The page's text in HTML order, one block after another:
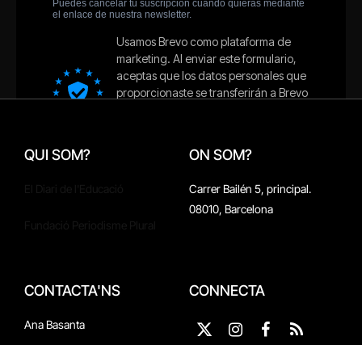
QUI SOM? ON SOM?
Carrer Bailén 5, principal.
08010, Barcelona
CONTACTA'NS
Ana Basanta
CONNECTA
X
InstagramFacebook
RSS